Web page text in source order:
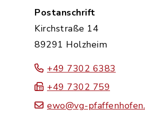
Postanschrift
Kirchstraße 14
89291 Holzheim
+49 7302 6383
+49 7302 759
ewo@vg-